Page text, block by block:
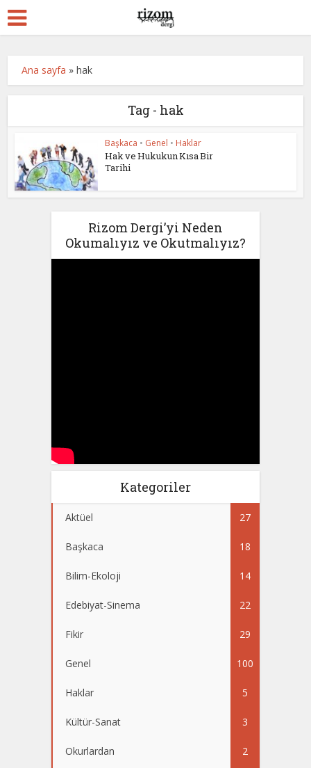
Ana sayfa »hak
Tag - hak
Başkaca • Genel • Haklar
Hak ve Hukukun Kısa Bir
Tarihi
Rizom Dergi’yi Neden
Okumalıyız ve Okutmalıyız?
Kategoriler
Aktüel 27
Başkaca 18
Bilim-Ekoloji 14
Edebiyat-Sinema 22
Fikir 29
Genel 100
Haklar 5
Kültür-Sanat 3
Okurlardan 2